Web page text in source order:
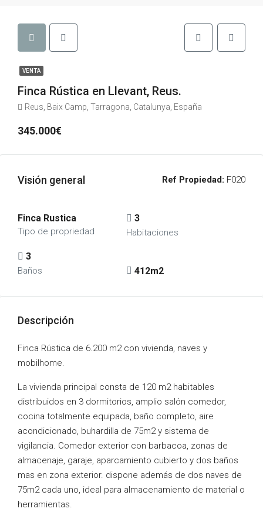
VENTA
Finca Rústica en Llevant, Reus.
Reus, Baix Camp, Tarragona, Catalunya, España
345.000€
Visión general Ref Propiedad: F020
Finca Rustica
Tipo de propriedad
3
Habitaciones
3
Baños 412m2
Descripción
Finca Rústica de 6.200 m2 con vivienda, naves y
mobilhome.
La vivienda principal consta de 120 m2 habitables
distribuidos en 3 dormitorios, amplio salón comedor,
cocina totalmente equipada, baño completo, aire
acondicionado, buhardilla de 75m2 y sistema de
vigilancia. Comedor exterior con barbacoa, zonas de
almacenaje, garaje, aparcamiento cubierto y dos baños
mas en zona exterior. dispone además de dos naves de
75m2 cada uno, ideal para almacenamiento de material o
herramientas.